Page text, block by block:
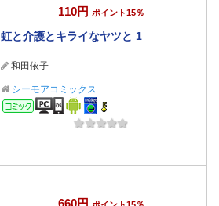
110円 ポイント15％
虹と介護とキライなヤツと 1
和田依子
シーモアコミックス
コミック
660円